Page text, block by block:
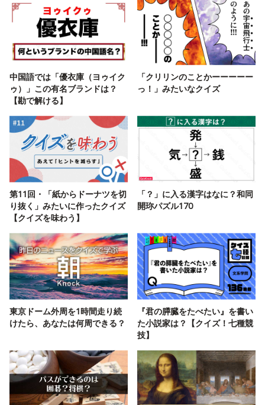
中国語では「優衣庫（ヨゥイク
ゥ）」この有名ブランドは？
【勘で解ける】
「クリリンのことかーーーーー
っ！」みたいなクイズ
第11回・「紙からドーナツを切
り抜く」みたいに作ったクイズ
【クイズを味わう】
「？」に入る漢字はなに？和同
開珎パズル170
東京ドーム外周を1時間走り続
けたら、あなたは何周できる？
『君の膵臓をたべたい』を書い
た小説家は？【クイズ！七種競
技】